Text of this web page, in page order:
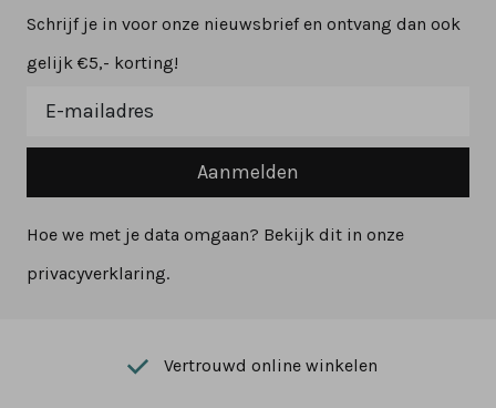
Schrijf je in voor onze nieuwsbrief en ontvang dan ook
gelijk €5,- korting!
Aanmelden
Hoe we met je data omgaan? Bekijk dit in onze
privacyverklaring.
Vertrouwd online winkelen